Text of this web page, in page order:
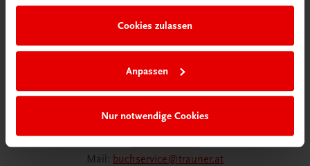
Cookies zulassen
Anpassen
Nur notwendige Cookies
Wir sind gerne für Sie da
TRAUNER Verlag + Buchservice GmbH
Köglstraße 14 | 4020 Linz
Österreich/Austria
Mail:
buchservice@trauner.at